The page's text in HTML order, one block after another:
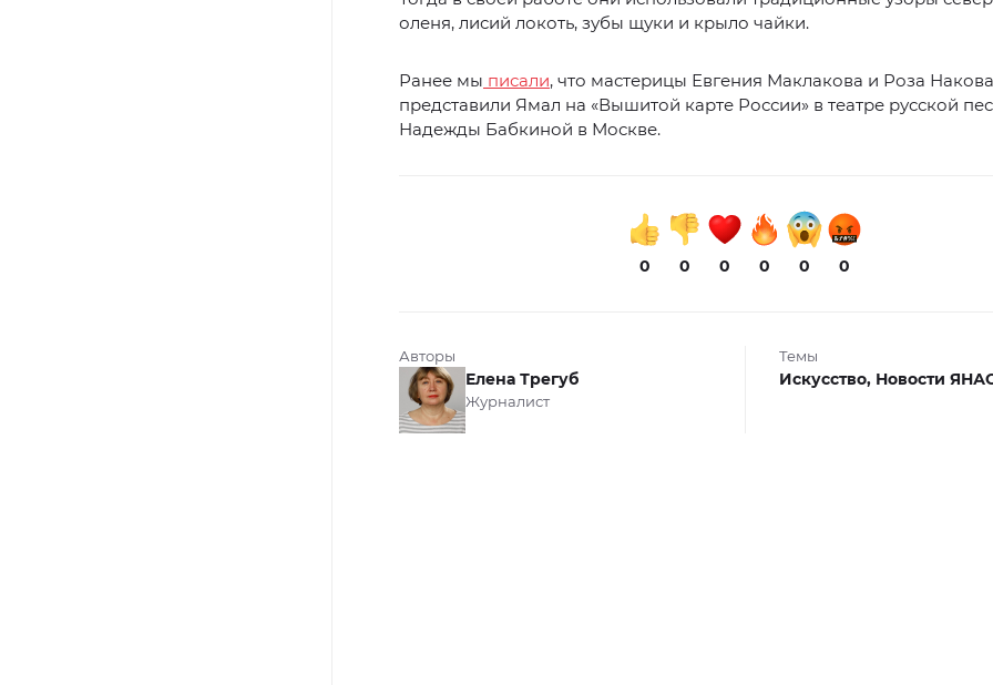
оленя, лисий локоть, зубы щуки и крыло чайки.
Ранее мы писали, что мастерицы Евгения Маклакова и Роза Накова
представили Ямал на «Вышитой карте России» в театре русской
Надежды Бабкиной в Москве.
0 0 0 0 0 0
Авторы
Елена Трегуб
Журналист
Темы
Искусство, Новости